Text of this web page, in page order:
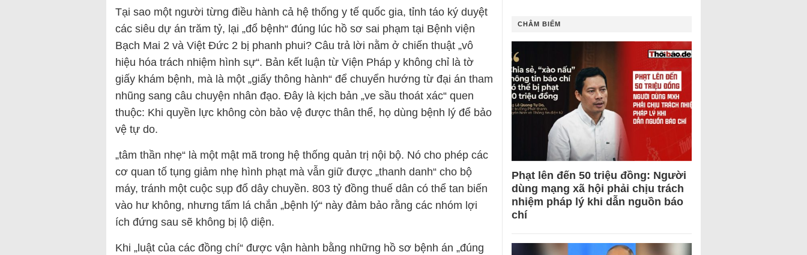
Tại sao một người từng điều hành cả hệ thống y tế quốc gia, tỉnh táo ký duyệt
các siêu dự án trăm tỷ, lại „đổ bệnh“ đúng lúc hồ sơ sai phạm tại Bệnh viện
Bạch Mai 2 và Việt Đức 2 bị phanh phui? Câu trả lời nằm ở chiến thuật „vô
hiệu hóa trách nhiệm hình sự“. Bản kết luận từ Viện Pháp y không chỉ là tờ
giấy khám bệnh, mà là một „giấy thông hành“ để chuyển hướng từ đại án tham
nhũng sang câu chuyện nhân đạo. Đây là kịch bản „ve sầu thoát xác“ quen
thuộc: Khi quyền lực không còn bảo vệ được thân thể, họ dùng bệnh lý để bảo
vệ tự do.
„tâm thần nhẹ“ là một mật mã trong hệ thống quản trị nội bộ. Nó cho phép các
cơ quan tố tụng giảm nhẹ hình phạt mà vẫn giữ được „thanh danh“ cho bộ
máy, tránh một cuộc sụp đổ dây chuyền. 803 tỷ đồng thuế dân có thể tan biến
vào hư không, nhưng tấm lá chắn „bệnh lý“ này đảm bảo rằng các nhóm lợi
ích đứng sau sẽ không bị lộ diện.
Khi „luật của các đồng chí“ được vận hành bằng những hồ sơ bệnh án „đúng
CHÂM BIẾM
Phạt lên đến 50 triệu đồng: Người
dùng mạng xã hội phải chịu trách
nhiệm pháp lý khi dẫn nguồn báo
chí